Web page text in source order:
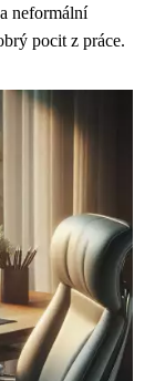
neformální
pocit z práce.